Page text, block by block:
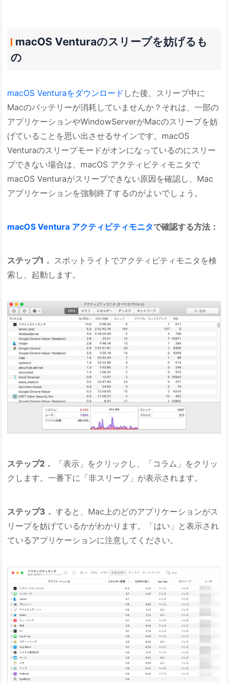
macOS Venturaのスリープを妨げるも
の
macOS Venturaをダウンロード した後、スリープ中に
Macのバッテリーが消耗していませんか？それは、一部の
アプリケーションやWindowServerがMacのスリープを妨
げていることを思い出させるサインです。macOS
Venturaのスリープモードがオンになっているのにスリー
プできない場合は、macOS アクティビティモニタで
macOS Venturaがスリープできない原因を確認し、Mac
アプリケーションを強制終了するのがよいでしょう。
macOS Ventura アクティビティモニタで確認する方法：
ステップ1． スポットライトでアクティビティモニタを検
索し、起動します。
ステップ2．
「表示」をクリックし、「コラム」をクリッ
クします。一番下に「非スリープ」が表示されます。
ステップ3．すると、Mac上のどのアプリケーションがス
リープを妨げているかがわかります。「はい」と表示され
ているアプリケーションに注意してください。